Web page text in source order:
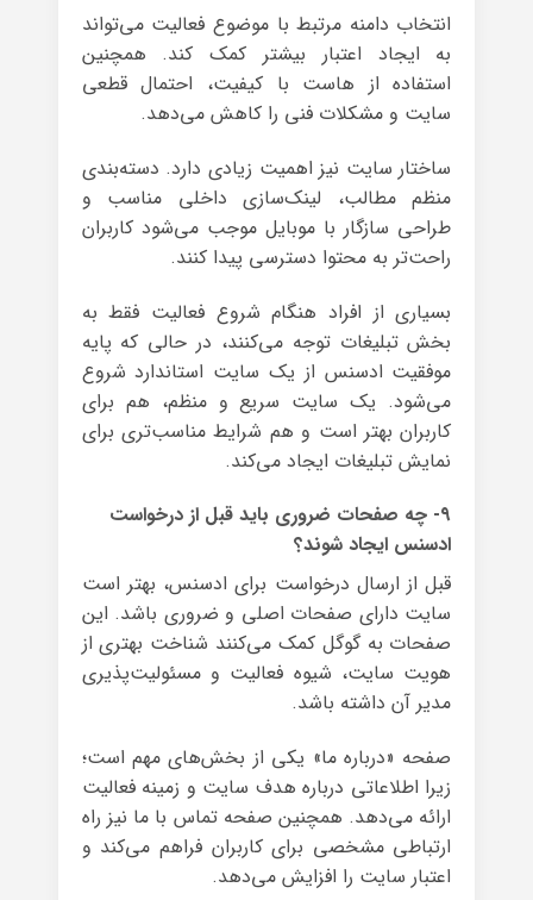
انتخاب دامنه مرتبط با موضوع فعالیت می‌تواند
به ایجاد اعتبار بیشتر کمک کند. همچنین
استفاده از هاست با کیفیت، احتمال قطعی
سایت و مشکلات فنی را کاهش می‌دهد.
ساختار سایت نیز اهمیت زیادی دارد. دسته‌بندی
منظم مطالب، لینک‌سازی داخلی مناسب و
طراحی سازگار با موبایل موجب می‌شود کاربران
راحت‌تر به محتوا دسترسی پیدا کنند.
بسیاری از افراد هنگام شروع فعالیت فقط به
بخش تبلیغات توجه می‌کنند، در حالی که پایه
موفقیت ادسنس از یک سایت استاندارد شروع
می‌شود. یک سایت سریع و منظم، هم برای
کاربران بهتر است و هم شرایط مناسب‌تری برای
نمایش تبلیغات ایجاد می‌کند.
۹- چه صفحات ضروری باید قبل از درخواست
ادسنس ایجاد شوند؟
قبل از ارسال درخواست برای ادسنس، بهتر است
سایت دارای صفحات اصلی و ضروری باشد. این
صفحات به گوگل کمک می‌کنند شناخت بهتری از
هویت سایت، شیوه فعالیت و مسئولیت‌پذیری
مدیر آن داشته باشد.
صفحه «درباره ما» یکی از بخش‌های مهم است؛
زیرا اطلاعاتی درباره هدف سایت و زمینه فعالیت
ارائه می‌دهد. همچنین صفحه تماس با ما نیز راه
ارتباطی مشخصی برای کاربران فراهم می‌کند و
اعتبار سایت را افزایش می‌دهد.